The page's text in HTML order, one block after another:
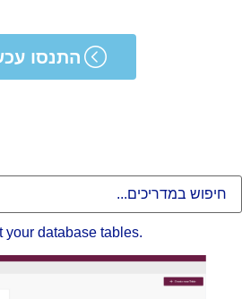
התנסו
your database tables.